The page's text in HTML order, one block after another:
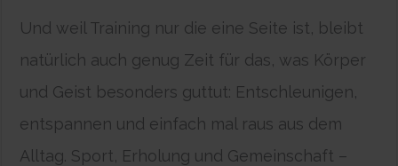
Und weil Training nur die eine Seite ist, bleibt
natürlich auch genug Zeit für das, was Körper
und Geist besonders guttut: Entschleunigen,
entspannen und einfach mal raus aus dem
Alltag. Sport, Erholung und Gemeinschaft –